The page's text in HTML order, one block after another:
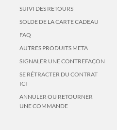
SUIVI DES RETOURS
SOLDE DE LA CARTE CADEAU
FAQ
AUTRES PRODUITS META
SIGNALER UNE CONTREFAÇON
SE RÉTRACTER DU CONTRAT
ICI
ANNULER OU RETOURNER
UNE COMMANDE